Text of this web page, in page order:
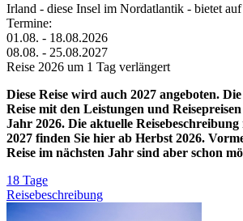
Irland - diese Insel im Nordatlantik - bietet auf
Termine:
01.08. - 18.08.2026
08.08. - 25.08.2027
Reise 2026 um 1 Tag verlängert
Diese Reise wird auch 2027 angeboten.
Reise mit den Leistungen und
Jahr 2026. Die aktuelle
2027 finden Sie hier ab Herbst 2026.
Reise im nächsten Jahr sind aber schon
18 Tage
Reisebeschreibung